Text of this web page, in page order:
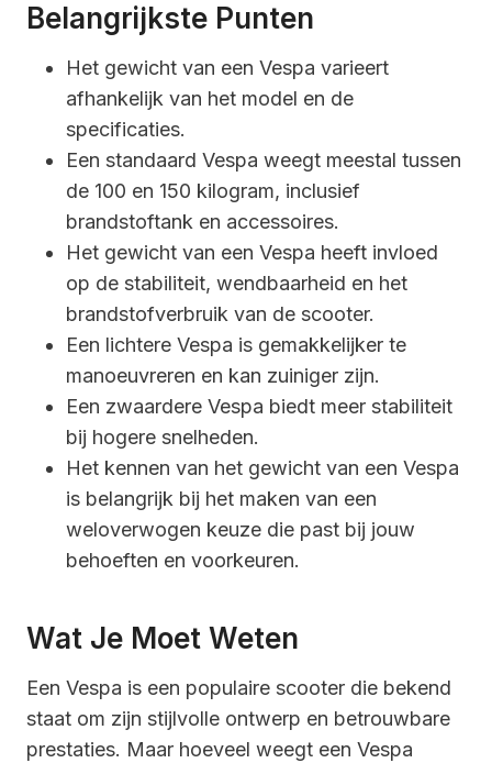
Belangrijkste Punten
Het gewicht van een Vespa varieert
afhankelijk van het model en de
specificaties.
Een standaard Vespa weegt meestal tussen
de 100 en 150 kilogram, inclusief
brandstoftank en accessoires.
Het gewicht van een Vespa heeft invloed
op de stabiliteit, wendbaarheid en het
brandstofverbruik van de scooter.
Een lichtere Vespa is gemakkelijker te
manoeuvreren en kan zuiniger zijn.
Een zwaardere Vespa biedt meer stabiliteit
bij hogere snelheden.
Het kennen van het gewicht van een Vespa
is belangrijk bij het maken van een
weloverwogen keuze die past bij jouw
behoeften en voorkeuren.
Wat Je Moet Weten
Een Vespa is een populaire scooter die bekend
staat om zijn stijlvolle ontwerp en betrouwbare
prestaties. Maar hoeveel weegt een Vespa